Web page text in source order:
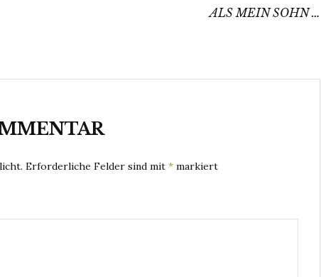
ALS MEIN SOHN …
Erforderliche Felder sind mit * markiert